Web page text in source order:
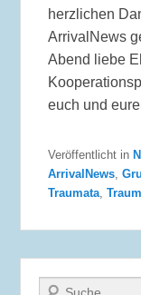
herzlichen
ArrivalNews
Abend liebe
euch und
Veröffentlicht in
ArrivalNews ,
Traumata ,
Suche